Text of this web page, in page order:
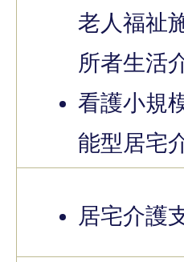
老人福祉
所者生活
看護小規
能型居宅
居宅介護